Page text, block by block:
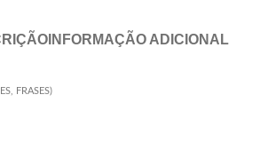
INFORMAÇÃO ADICIONAL
FRASES)